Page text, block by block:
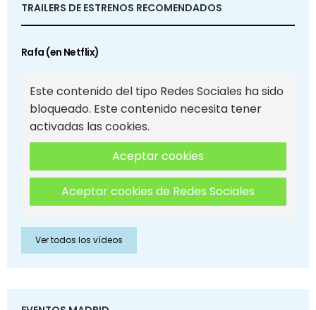
TRAILERS DE ESTRENOS RECOMENDADOS
Rafa (en Netflix)
Este contenido del tipo Redes Sociales ha sido
bloqueado. Este contenido necesita tener
activadas las cookies.
Aceptar cookies
Aceptar cookies de Redes Sociales
Ver todos los vídeos